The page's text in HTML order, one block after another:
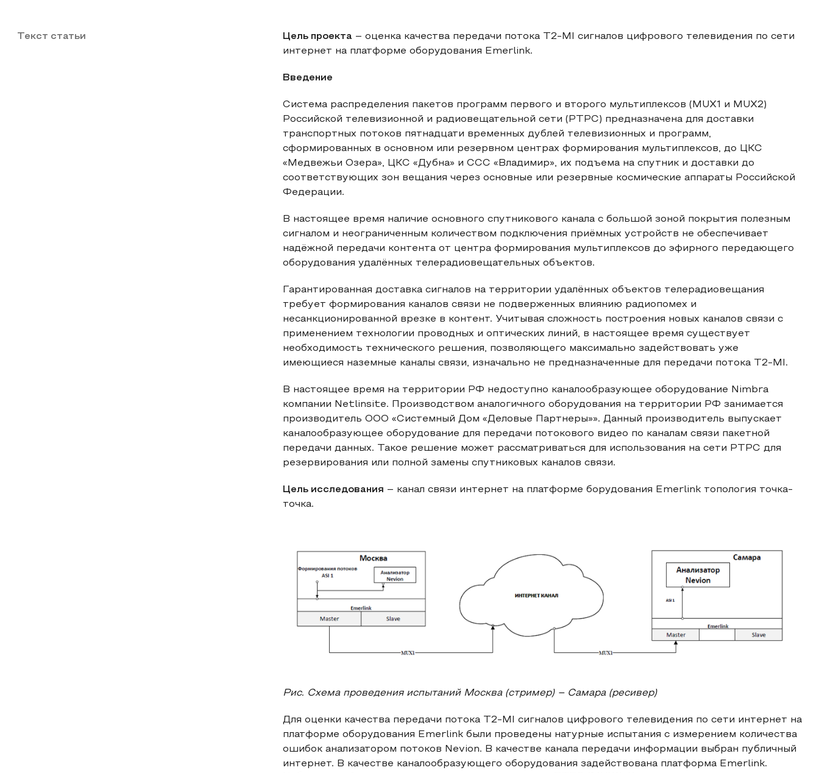
Текст статьи Цель проекта – оценка качества передачи потока T2-MI сигналов цифрового телевидения по сети
интернет на платформе оборудования Emerlink.
Введение
Система распределения пакетов программ первого и второго мультиплексов (MUX1 и MUX2)
Российской телевизионной и радиовещательной сети (РТРС) предназначена для доставки
транспортных потоков пятнадцати временных дублей телевизионных и программ,
сформированных в основном или резервном центрах формирования мультиплексов, до ЦКС
«Медвежьи Озера», ЦКС «Дубна» и ССС «Владимир», их подъема на спутник и доставки до
соответствующих зон вещания через основные или резервные космические аппараты Российской
Федерации.
В настоящее время наличие основного спутникового канала с большой зоной покрытия полезным
сигналом и неограниченным количеством подключения приёмных устройств не обеспечивает
надёжной передачи контента от центра формирования мультиплексов до эфирного передающего
оборудования удалённых телерадиовещательных объектов.
Гарантированная доставка сигналов на территории удалённых объектов телерадиовещания
требует формирования каналов связи не подверженных влиянию радиопомех и
несанкционированной врезке в контент. Учитывая сложность построения новых каналов связи с
применением технологии проводных и оптических линий, в настоящее время существует
необходимость технического решения, позволяющего максимально задействовать уже
имеющиеся наземные каналы связи, изначально не предназначенные для передачи потока T2-MI.
В настоящее время на территории РФ недоступно каналообразующее оборудование Nimbra
компании Netlinsite. Производством аналогичного оборудования на территории РФ занимается
производитель ООО «Системный Дом «Деловые Партнеры»». Данный производитель выпускает
каналообразующее оборудование для передачи потокового видео по каналам связи пакетной
передачи данных. Такое решение может рассматриваться для использования на сети РТРС для
резервирования или полной замены спутниковых каналов связи.
Цель исследования – канал связи интернет на платформе борудования Emerlink топология точка-
точка.
Рис. Схема проведения испытаний Москва (стример) – Самара (ресивер)
Для оценки качества передачи потока T2-MI сигналов цифрового телевидения по сети интернет на
платформе оборудования Emerlink были проведены натурные испытания с измерением количества
ошибок анализатором потоков Nevion. В качестве канала передачи информации выбран публичный
интернет. В качестве каналообразующего оборудования задействована платформа Emerlink.